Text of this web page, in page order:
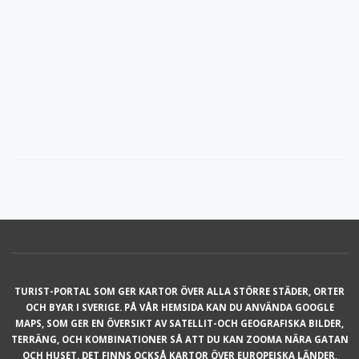
TURIST-PORTAL SOM GER KARTOR ÖVER ALLA STÖRRE STÄDER, ORTER
OCH BYAR I SVERIGE. PÅ VÅR HEMSIDA KAN DU ANVÄNDA GOOGLE
MAPS, SOM GER EN ÖVERSIKT AV SATELLIT-OCH GEOGRAFISKA BILDER,
TERRÄNG, OCH KOMBINATIONER SÅ ATT DU KAN ZOOMA NÄRA GATAN
OCH HUSET. DET FINNS OCKSÅ KARTOR ÖVER EUROPEISKA LÄNDER,